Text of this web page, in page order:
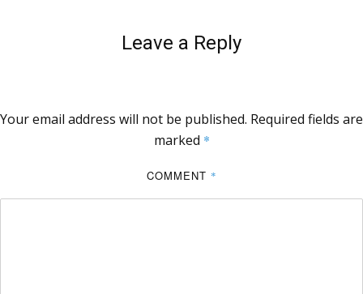
Leave a Reply
Your email address will not be published. Required fields are
marked *
COMMENT *